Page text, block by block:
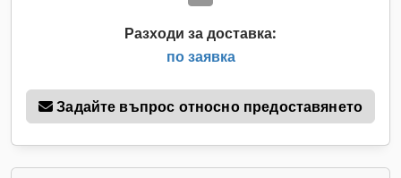
Разходи за доставка:
по заявка
Задайте въпрос относно предоставянето